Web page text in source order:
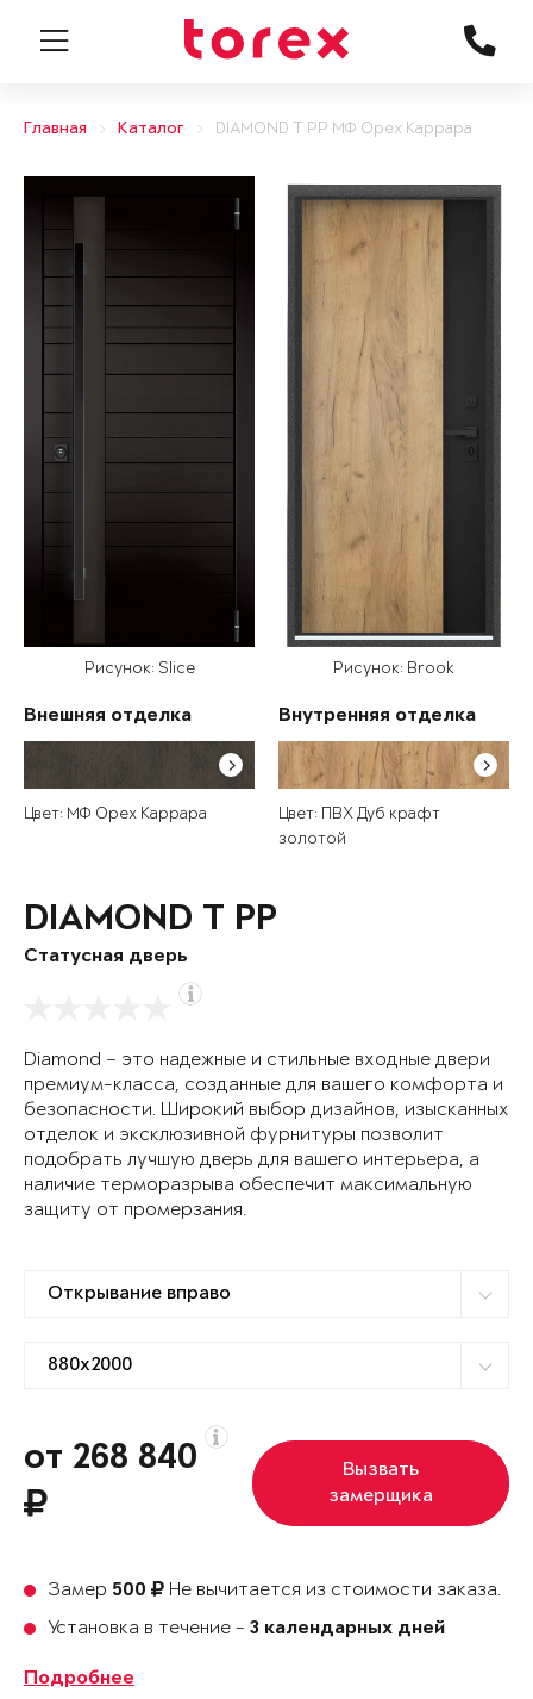
Главная Каталог DIAMOND T РР МФ Орех Каррара
Рисунок: Slice
Внешняя отделка
Цвет: МФ Орех Каррара
Рисунок: Brook
Внутренняя отделка
Цвет: ПВХ Дуб крафт
золотой
DIAMOND T РР
Статусная дверь
Diamond – это надежные и стильные входные двери
премиум-класса, созданные для вашего комфорта и
безопасности. Широкий выбор дизайнов, изысканных
отделок и эксклюзивной фурнитуры позволит
подобрать лучшую дверь для вашего интерьера, а
наличие терморазрыва обеспечит максимальную
защиту от промерзания.
от 268 840
Вызвать
замерщика
Замер 500
Не вычитается из стоимости заказа.
Установка в течение - 3 календарных дней
Подробнее